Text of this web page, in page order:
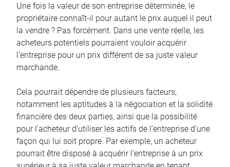
Une fois la valeur de son entreprise déterminée, le
propriétaire connaît-il pour autant le prix auquel il peut
la vendre ? Pas forcément. Dans une vente réelle, les
acheteurs potentiels pourraient vouloir acquérir
l’entreprise pour un prix différent de sa juste valeur
marchande.
Cela pourrait dépendre de plusieurs facteurs,
notamment les aptitudes à la négociation et la solidité
financière des deux parties, ainsi que la possibilité
pour l’acheteur d’utiliser les actifs de l’entreprise d’une
façon qui lui soit propre. Par exemple, un acheteur
pourrait être disposé à acquérir l’entreprise à un prix